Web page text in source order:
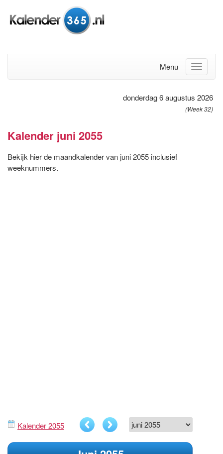
Menu
donderdag 6 augustus 2026
(Week 32)
Kalender juni 2055
Bekijk hier de maandkalender van juni 2055 inclusief
weeknummers.
Kalender 2055